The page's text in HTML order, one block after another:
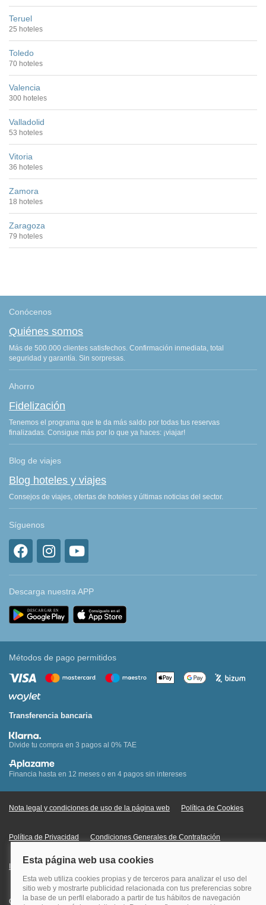
Teruel
25 hoteles
Toledo
70 hoteles
Valencia
300 hoteles
Valladolid
53 hoteles
Vitoria
36 hoteles
Zamora
18 hoteles
Zaragoza
79 hoteles
Conócenos
Quiénes somos
Más de 500.000 clientes satisfechos. Confirmación inmediata, total
seguridad y garantía. Sin sorpresas.
Ahorro
Fidelización
Tenemos el programa que te da más saldo por todas tus reservas
finalizadas. Consigue más por lo que ya haces: ¡viajar!
Blog de viajes
Blog hoteles y viajes
Consejos de viajes, ofertas de hoteles y últimas noticias del sector.
Síguenos
Descarga nuestra APP
Métodos de pago permitidos
Transferencia bancaria
Divide tu compra en 3 pagos al 0% TAE
Financia hasta en 12 meses o en 4 pagos sin intereses
Nota legal y condiciones de uso de la página web Política de Cookies
Política de Privacidad Condiciones Generales de Contratación
Información Legal sobre Mercados en Línea
Quehoteles.com - Especialistas en hoteles © Copyright Veturis Travel S.A.